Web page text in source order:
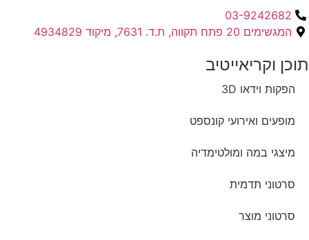
03-9242682
המגשימים 20 פתח תקווה, ת.ד. 7631, מיקוד 4934829
תוכן וקריאייטיב ​
הפקות וידאו 3D
מופעים ואירועי קונספט
מיצגי במה ומולטימדיה
סרטוני תדמית
סרטוני מוצר